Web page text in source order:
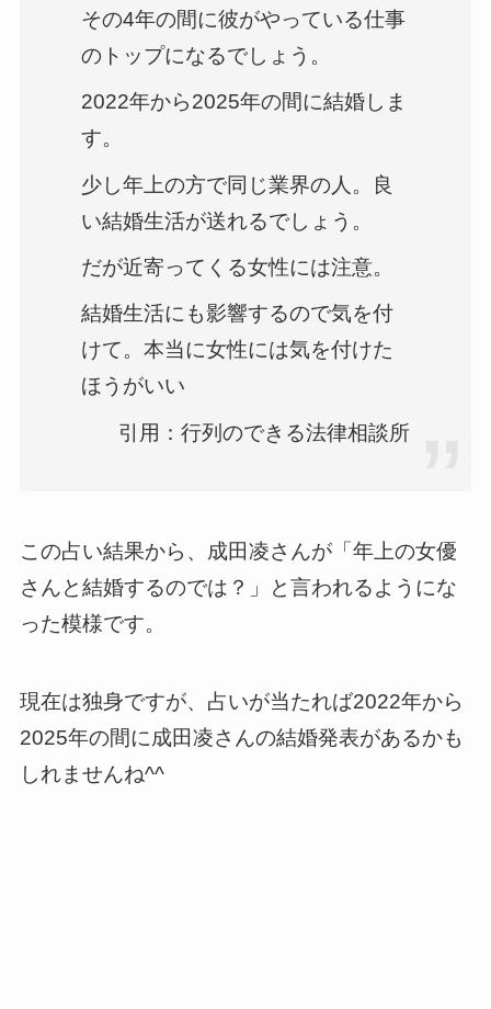
その4年の間に彼がやっている仕事
のトップになるでしょう。
2022年から2025年の間に結婚しま
す。
少し年上の方で同じ業界の人。良
い結婚生活が送れるでしょう。
だが近寄ってくる女性には注意。
結婚生活にも影響するので気を付
けて。本当に女性には気を付けた
ほうがいい
引用：行列のできる法律相談所
この占い結果から、成田凌さんが「年上の女優
さんと結婚するのでは？」と言われるようにな
った模様です。
現在は独身ですが、占いが当たれば2022年から
2025年の間に成田凌さんの結婚発表があるかも
しれませんね^^